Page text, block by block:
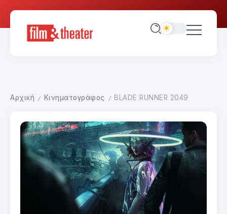
Αρχική / Κινηματογράφος / BLADE RUNNER 2049